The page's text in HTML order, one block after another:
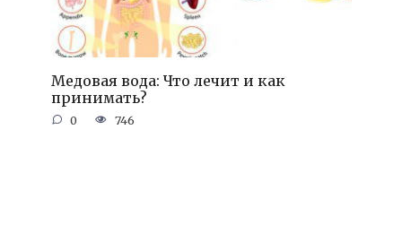
Медовая вода: Что лечит и как
принимать?
0 746